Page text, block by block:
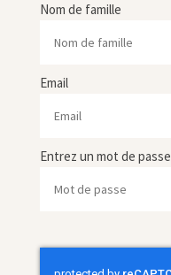
Nom de famille
Email
Entrez un mot de passe